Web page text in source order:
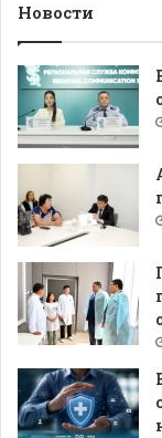
Новости